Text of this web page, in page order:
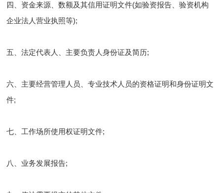
四、资金来源、数额及其信用证明文件(如验资报告、验资机构
企业法人营业执照等);
五、法定代表人、主要负责人身份证及简历;
六、主要经营管理人员、专业技术人员的资格证明和身份证明文
件;
七、工作场所使用权证明文件;
八、业务发展报告;